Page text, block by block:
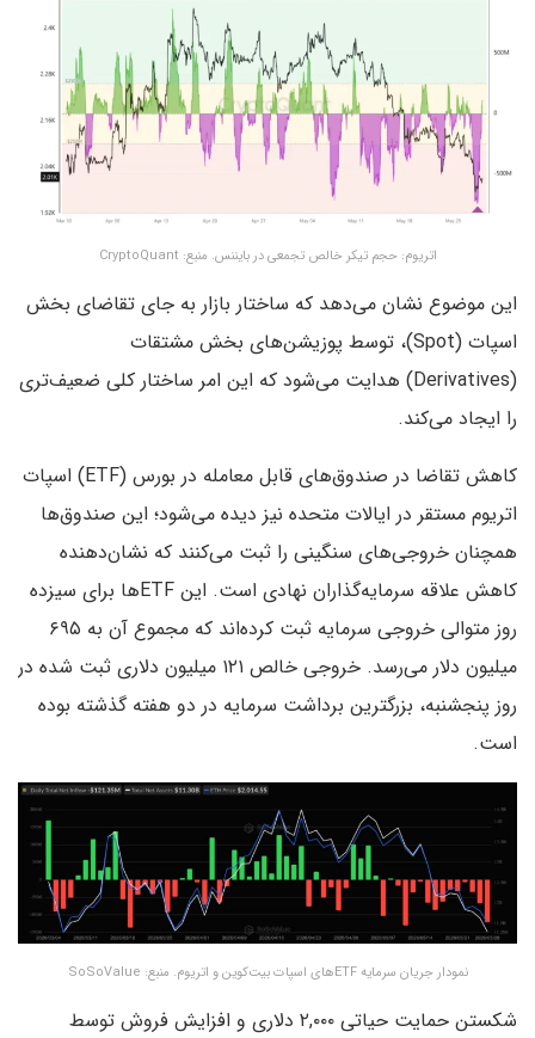
اتریوم: حجم تیکر خالص تجمعی در بایننس. منبع: CryptoQuant
این موضوع نشان می‌دهد که ساختار بازار به جای تقاضای بخش
اسپات (Spot)، توسط پوزیشن‌های بخش مشتقات
(Derivatives) هدایت می‌شود که این امر ساختار کلی ضعیف‌تری
را ایجاد می‌کند.
کاهش تقاضا در صندوق‌های قابل معامله در بورس (ETF) اسپات
اتریوم مستقر در ایالات متحده نیز دیده می‌شود؛ این صندوق‌ها
همچنان خروجی‌های سنگینی را ثبت می‌کنند که نشان‌دهنده
کاهش علاقه سرمایه‌گذاران نهادی است. این ETFها برای سیزده
روز متوالی خروجی سرمایه ثبت کرده‌اند که مجموع آن به ۶۹۵
میلیون دلار می‌رسد. خروجی خالص ۱۲۱ میلیون دلاری ثبت شده در
روز پنجشنبه، بزرگترین برداشت سرمایه در دو هفته گذشته بوده
است.
نمودار جریان سرمایه ETFهای اسپات بیت‌کوین و اتریوم. منبع: SoSoValue
شکستن حمایت حیاتی ۲,۰۰۰ دلاری و افزایش فروش توسط